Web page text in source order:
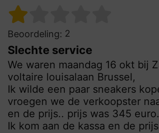
Beoordeling: 2
Slechte service
We waren maandag 16 okt bij
voltaire louisalaan Brussel,
Ik wilde een paar sneakers
vroegen we de verkoopster
en de prijs.. prijs was 345 euro.
Ik kom aan de kassa en de